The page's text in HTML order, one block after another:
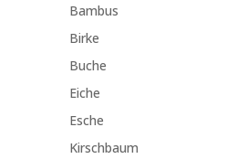
Bambus
Birke
Buche
Eiche
Esche
Kirschbaum